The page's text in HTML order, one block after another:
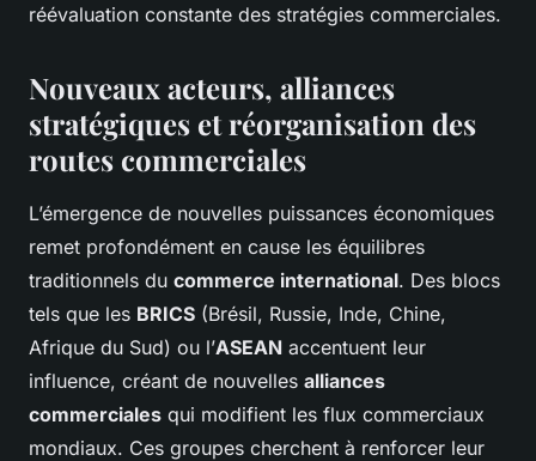
réévaluation constante des stratégies commerciales.
Nouveaux acteurs, alliances
stratégiques et réorganisation des
routes commerciales
L’émergence de nouvelles puissances économiques
remet profondément en cause les équilibres
traditionnels du commerce international. Des blocs
tels que les BRICS (Brésil, Russie, Inde, Chine,
Afrique du Sud) ou l’ASEAN accentuent leur
influence, créant de nouvelles alliances
commerciales qui modifient les flux commerciaux
mondiaux. Ces groupes cherchent à renforcer leur